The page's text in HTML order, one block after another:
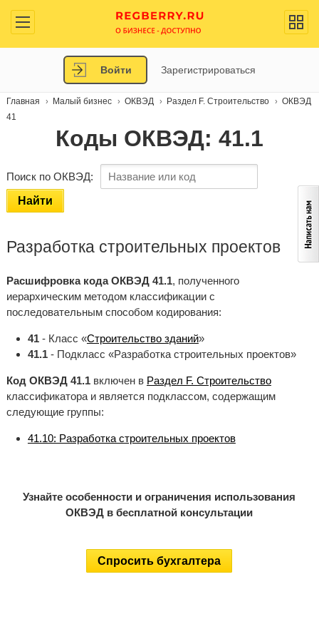
Войти Зарегистрироваться
Главная Малый бизнес ОКВЭД Раздел F. Строительство
ОКВЭД
41
Коды ОКВЭД: 41.1
Поиск по ОКВЭД:
Найти
Разработка строительных проектов
Расшифровка кода ОКВЭД 41.1, полученного
иерархическим методом классификации с
последовательным способом кодирования:
41- Класс «Строительство зданий»
41.1- Подкласс «Разработка строительных проектов»
Код ОКВЭД 41.1включен в Раздел F. Строительство
классификатора и является подклассом, содержащим
следующие группы:
41.10: Разработка строительных проектов
Узнайте особенности и ограничения использования
ОКВЭД в бесплатной консультации
Спросить бухгалтера